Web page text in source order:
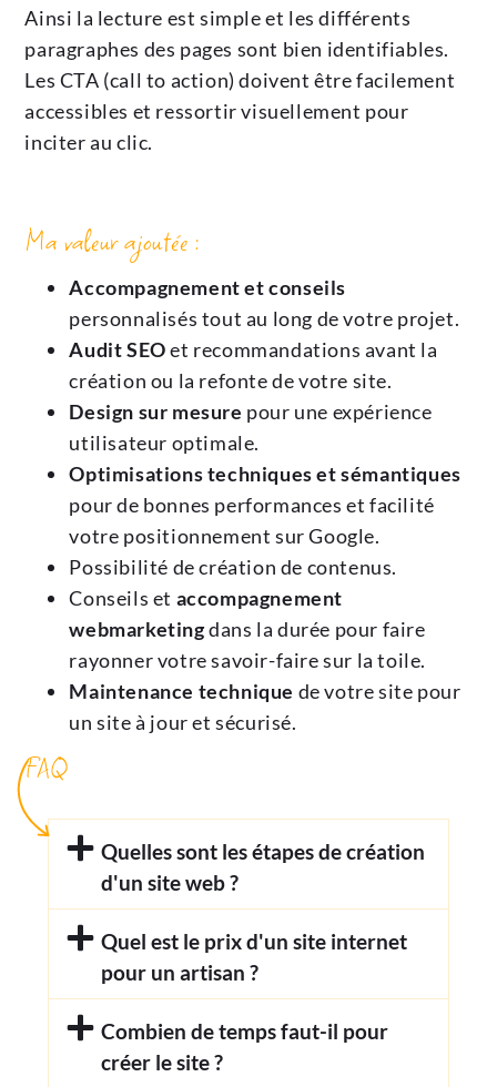
Ainsi la lecture est simple et les différents
paragraphes des pages sont bien identifiables.
Les CTA (call to action) doivent être facilement
accessibles et ressortir visuellement pour
inciter au clic.
Ma valeur ajoutée :
Accompagnement et conseils
personnalisés tout au long de votre projet.
Audit SEOet recommandations avant la
création ou la refonte de votre site.
Design sur mesure pour une expérience
utilisateur optimale.
Optimisations techniques et sémantiques
pour de bonnes performances et facilité
votre positionnement sur Google.
Possibilité de création de contenus.
Conseils et accompagnement
webmarketingdans la durée pour faire
rayonner votre savoir-faire sur la toile.
Maintenance technique de votre site pour
un site à jour et sécurisé.
FAQ
Quelles sont les étapes de création
d'un site web ?
Quel est le prix d'un site internet
pour un artisan ?
Combien de temps faut-il pour
créer le site ?